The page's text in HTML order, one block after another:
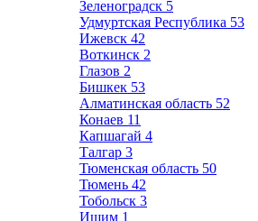
Зеленоградск 5
Удмуртская Республика 53
Ижевск 42
Воткинск 2
Глазов 2
Бишкек 53
Алматинская область 52
Конаев 11
Капшагай 4
Талгар 3
Тюменская область 50
Тюмень 42
Тобольск 3
Ишим 1